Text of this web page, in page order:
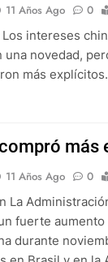
11 Años Ago 0
intereses
una novedad,
más explícitos.
más
11 Años Ago 0
La
fuerte
durante